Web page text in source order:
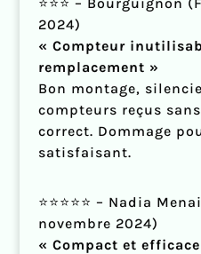
2024)
« Compteur
remplacement »
Bon montage,
compteurs reçus
correct. Dommage
satisfaisant.
⭐⭐⭐⭐⭐ – Nadia
novembre 2024)
« Compact et